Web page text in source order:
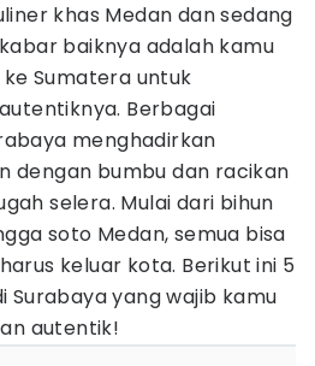
khas Medan dan sedang
baiknya adalah kamu
Sumatera untuk
Berbagai
menghadirkan
dengan bumbu dan racikan
selera. Mulai dari bihun
soto Medan, semua bisa
keluar kota. Berikut ini 5
Surabaya yang wajib kamu
autentik!